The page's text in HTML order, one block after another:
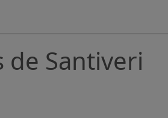
de Santiveri